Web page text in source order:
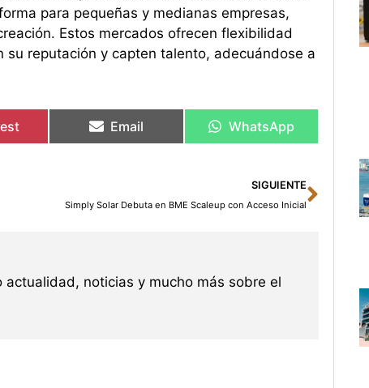
para pequeñas y medianas empresas,
Estos mercados ofrecen flexibilidad
reputación y capten talento, adecuándose a
Email WhatsApp
SIGUIENTE
Simply Solar Debuta en BME Scaleup con Acceso Inicial
noticias y mucho más sobre el